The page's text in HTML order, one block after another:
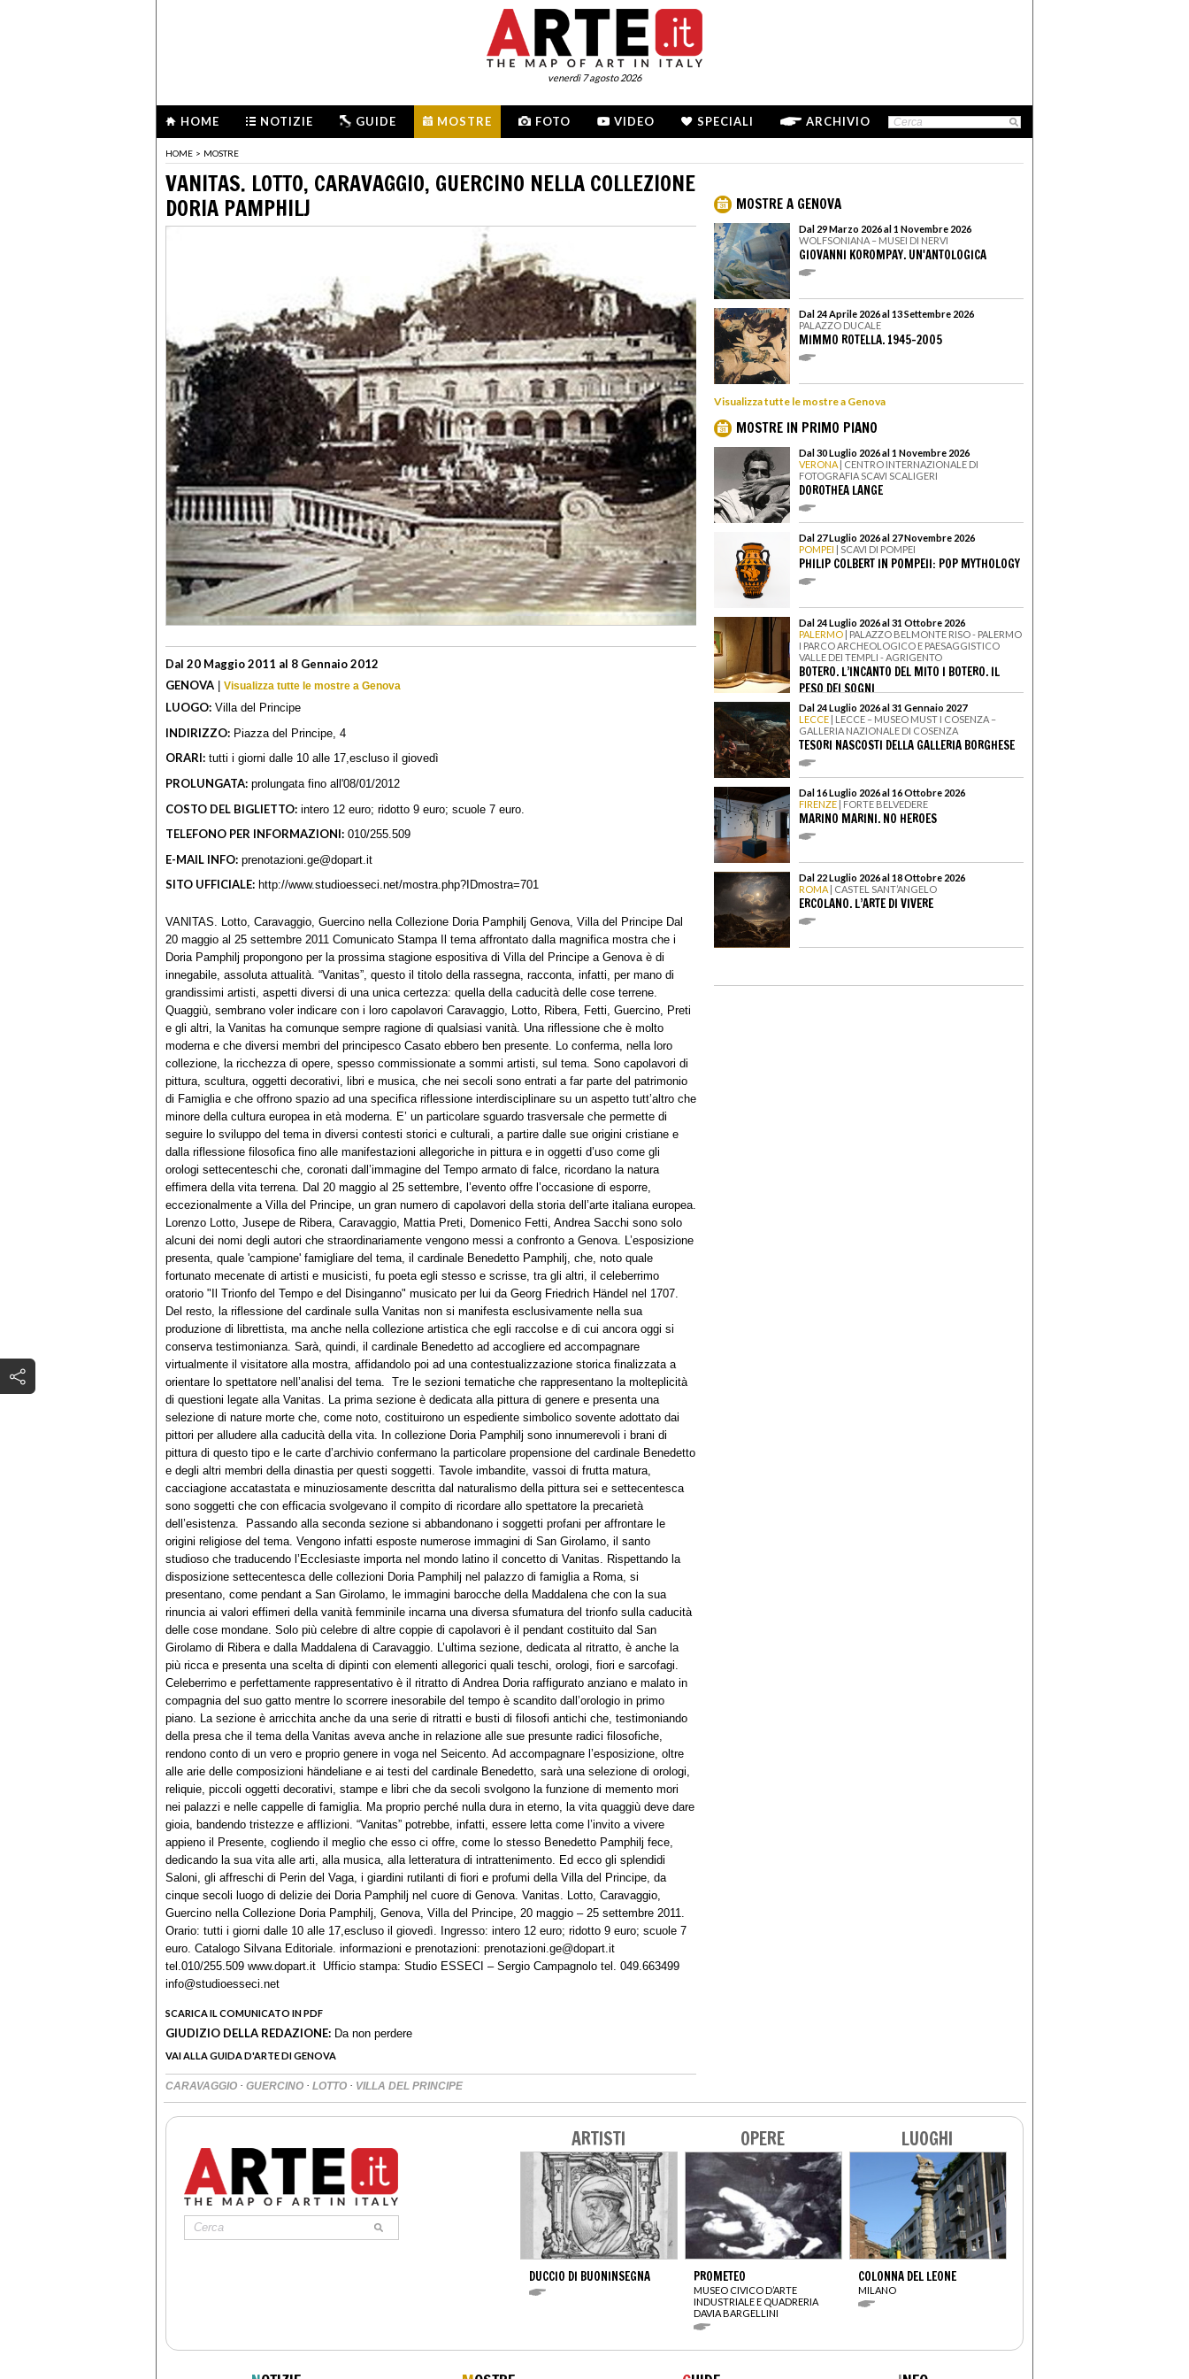
venerdì 7 agosto 2026
HOME NOTIZIE GUIDE MOSTRE FOTO VIDEO SPECIALI ARCHIVIO
HOME > MOSTRE
VANITAS. LOTTO, CARAVAGGIO, GUERCINO NELLA COLLEZIONE
DORIA PAMPHILJ
Dal 20 Maggio 2011 al 8 Gennaio 2012
GENOVA | Visualizza tutte le mostre a Genova
LUOGO: Villa del Principe
INDIRIZZO: Piazza del Principe, 4
ORARI: tutti i giorni dalle 10 alle 17,escluso il giovedì
PROLUNGATA: prolungata fino all'08/01/2012
COSTO DEL BIGLIETTO: intero 12 euro; ridotto 9 euro; scuole 7 euro.
TELEFONO PER INFORMAZIONI: 010/255.509
E-MAIL INFO: prenotazioni.ge@dopart.it
SITO UFFICIALE: http://www.studioesseci.net/mostra.php?IDmostra=701
VANITAS. Lotto, Caravaggio, Guercino nella Collezione Doria Pamphilj Genova, Villa del Principe Dal
20 maggio al 25 settembre 2011 Comunicato Stampa Il tema affrontato dalla magnifica mostra che i
Doria Pamphilj propongono per la prossima stagione espositiva di Villa del Principe a Genova è di
innegabile, assoluta attualità. “Vanitas”, questo il titolo della rassegna, racconta, infatti, per mano di
grandissimi artisti, aspetti diversi di una unica certezza: quella della caducità delle cose terrene.
Quaggiù, sembrano voler indicare con i loro capolavori Caravaggio, Lotto, Ribera, Fetti, Guercino, Preti
e gli altri, la Vanitas ha comunque sempre ragione di qualsiasi vanità. Una riflessione che è molto
moderna e che diversi membri del principesco Casato ebbero ben presente. Lo conferma, nella loro
collezione, la ricchezza di opere, spesso commissionate a sommi artisti, sul tema. Sono capolavori di
pittura, scultura, oggetti decorativi, libri e musica, che nei secoli sono entrati a far parte del patrimonio
di Famiglia e che offrono spazio ad una specifica riflessione interdisciplinare su un aspetto tutt’altro che
minore della cultura europea in età moderna. E’ un particolare sguardo trasversale che permette di
seguire lo sviluppo del tema in diversi contesti storici e culturali, a partire dalle sue origini cristiane e
dalla riflessione filosofica fino alle manifestazioni allegoriche in pittura e in oggetti d’uso come gli
orologi settecenteschi che, coronati dall’immagine del Tempo armato di falce, ricordano la natura
effimera della vita terrena. Dal 20 maggio al 25 settembre, l’evento offre l’occasione di esporre,
eccezionalmente a Villa del Principe, un gran numero di capolavori della storia dell’arte italiana europea.
Lorenzo Lotto, Jusepe de Ribera, Caravaggio, Mattia Preti, Domenico Fetti, Andrea Sacchi sono solo
alcuni dei nomi degli autori che straordinariamente vengono messi a confronto a Genova. L’esposizione
presenta, quale 'campione' famigliare del tema, il cardinale Benedetto Pamphilj, che, noto quale
fortunato mecenate di artisti e musicisti, fu poeta egli stesso e scrisse, tra gli altri, il celeberrimo
oratorio "Il Trionfo del Tempo e del Disinganno" musicato per lui da Georg Friedrich Händel nel 1707.
Del resto, la riflessione del cardinale sulla Vanitas non si manifesta esclusivamente nella sua
produzione di librettista, ma anche nella collezione artistica che egli raccolse e di cui ancora oggi si
conserva testimonianza. Sarà, quindi, il cardinale Benedetto ad accogliere ed accompagnare
virtualmente il visitatore alla mostra, affidandolo poi ad una contestualizzazione storica finalizzata a
orientare lo spettatore nell’analisi del tema. Tre le sezioni tematiche che rappresentano la molteplicità
di questioni legate alla Vanitas. La prima sezione è dedicata alla pittura di genere e presenta una
selezione di nature morte che, come noto, costituirono un espediente simbolico sovente adottato dai
pittori per alludere alla caducità della vita. In collezione Doria Pamphilj sono innumerevoli i brani di
pittura di questo tipo e le carte d’archivio confermano la particolare propensione del cardinale Benedetto
e degli altri membri della dinastia per questi soggetti. Tavole imbandite, vassoi di frutta matura,
cacciagione accatastata e minuziosamente descritta dal naturalismo della pittura sei e settecentesca
sono soggetti che con efficacia svolgevano il compito di ricordare allo spettatore la precarietà
dell’esistenza. Passando alla seconda sezione si abbandonano i soggetti profani per affrontare le
origini religiose del tema. Vengono infatti esposte numerose immagini di San Girolamo, il santo
studioso che traducendo l’Ecclesiaste importa nel mondo latino il concetto di Vanitas. Rispettando la
disposizione settecentesca delle collezioni Doria Pamphilj nel palazzo di famiglia a Roma, si
presentano, come pendant a San Girolamo, le immagini barocche della Maddalena che con la sua
rinuncia ai valori effimeri della vanità femminile incarna una diversa sfumatura del trionfo sulla caducità
delle cose mondane. Solo più celebre di altre coppie di capolavori è il pendant costituito dal San
Girolamo di Ribera e dalla Maddalena di Caravaggio. L’ultima sezione, dedicata al ritratto, è anche la
più ricca e presenta una scelta di dipinti con elementi allegorici quali teschi, orologi, fiori e sarcofagi.
Celeberrimo e perfettamente rappresentativo è il ritratto di Andrea Doria raffigurato anziano e malato in
compagnia del suo gatto mentre lo scorrere inesorabile del tempo è scandito dall’orologio in primo
piano. La sezione è arricchita anche da una serie di ritratti e busti di filosofi antichi che, testimoniando
della presa che il tema della Vanitas aveva anche in relazione alle sue presunte radici filosofiche,
rendono conto di un vero e proprio genere in voga nel Seicento. Ad accompagnare l’esposizione, oltre
alle arie delle composizioni händeliane e ai testi del cardinale Benedetto, sarà una selezione di orologi,
reliquie, piccoli oggetti decorativi, stampe e libri che da secoli svolgono la funzione di memento mori
nei palazzi e nelle cappelle di famiglia. Ma proprio perché nulla dura in eterno, la vita quaggiù deve dare
gioia, bandendo tristezze e afflizioni. “Vanitas” potrebbe, infatti, essere letta come l’invito a vivere
appieno il Presente, cogliendo il meglio che esso ci offre, come lo stesso Benedetto Pamphilj fece,
dedicando la sua vita alle arti, alla musica, alla letteratura di intrattenimento. Ed ecco gli splendidi
Saloni, gli affreschi di Perin del Vaga, i giardini rutilanti di fiori e profumi della Villa del Principe, da
cinque secoli luogo di delizie dei Doria Pamphilj nel cuore di Genova. Vanitas. Lotto, Caravaggio,
Guercino nella Collezione Doria Pamphilj, Genova, Villa del Principe, 20 maggio – 25 settembre 2011.
Orario: tutti i giorni dalle 10 alle 17,escluso il giovedì. Ingresso: intero 12 euro; ridotto 9 euro; scuole 7
euro. Catalogo Silvana Editoriale. informazioni e prenotazioni: prenotazioni.ge@dopart.it
tel.010/255.509 www.dopart.it Ufficio stampa: Studio ESSECI – Sergio Campagnolo tel. 049.663499
info@studioesseci.net
SCARICA IL COMUNICATO IN PDF
GIUDIZIO DELLA REDAZIONE: Da non perdere
VAI ALLA GUIDA D'ARTE DI GENOVA
CARAVAGGIO · GUERCINO · LOTTO · VILLA DEL PRINCIPE
MOSTRE A GENOVA
Dal 29 Marzo 2026 al 1 Novembre 2026
WOLFSONIANA – MUSEI DI NERVI
GIOVANNI KOROMPAY. UN'ANTOLOGICA
Dal 24 Aprile 2026 al 13 Settembre 2026
PALAZZO DUCALE
MIMMO ROTELLA. 1945–2005
Visualizza tutte le mostre a Genova
MOSTRE IN PRIMO PIANO
Dal 30 Luglio 2026 al 1 Novembre 2026
VERONA | CENTRO INTERNAZIONALE DI
FOTOGRAFIA SCAVI SCALIGERI
DOROTHEA LANGE
Dal 27 Luglio 2026 al 27 Novembre 2026
POMPEI | SCAVI DI POMPEI
PHILIP COLBERT IN POMPEII: POP MYTHOLOGY
Dal 24 Luglio 2026 al 31 Ottobre 2026
PALERMO | PALAZZO BELMONTE RISO - PALERMO
I PARCO ARCHEOLOGICO E PAESAGGISTICO
VALLE DEI TEMPLI - AGRIGENTO
BOTERO. L’INCANTO DEL MITO I BOTERO. IL
PESO DEI SOGNI
Dal 24 Luglio 2026 al 31 Gennaio 2027
LECCE | LECCE – MUSEO MUST I COSENZA –
GALLERIA NAZIONALE DI COSENZA
TESORI NASCOSTI DELLA GALLERIA BORGHESE
Dal 16 Luglio 2026 al 16 Ottobre 2026
FIRENZE | FORTE BELVEDERE
MARINO MARINI. NO HEROES
Dal 22 Luglio 2026 al 18 Ottobre 2026
ROMA | CASTEL SANT’ANGELO
ERCOLANO. L’ARTE DI VIVERE
ARTISTI
DUCCIO DI BUONINSEGNA
OPERE
PROMETEO
MUSEO CIVICO D’ARTE
INDUSTRIALE E QUADRERIA
DAVIA BARGELLINI
LUOGHI
COLONNA DEL LEONE
MILANO